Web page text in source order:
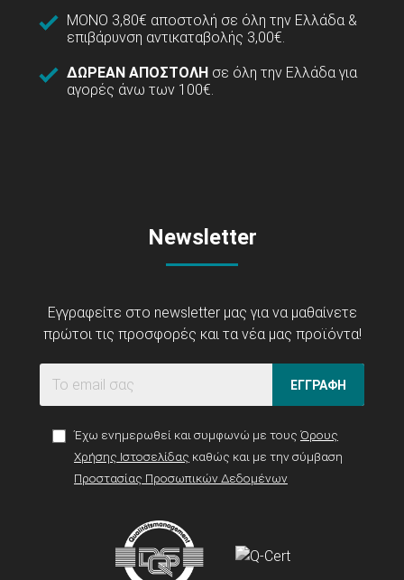
ΜΟΝΟ 3,80€ αποστολή σε όλη την Ελλάδα &
επιβάρυνση αντικαταβολής 3,00€.
ΔΩΡΕΑΝ ΑΠΟΣΤΟΛΗ σε όλη την Ελλάδα για
αγορές άνω των 100€.
Newsletter
Εγγραφείτε στο newsletter μας για να μαθαίνετε
πρώτοι τις προσφορές και τα νέα μας προϊόντα!
ΕΓΓΡΑΦΗ
Έχω ενημερωθεί και συμφωνώ με τους Όρους
Χρήσης Ιστοσελίδας καθώς και με την σύμβαση
Προστασίας Προσωπικών Δεδομένων